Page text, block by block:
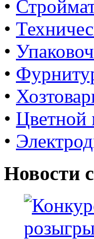
•
•
•
•
•
• Цветной
•
Новости